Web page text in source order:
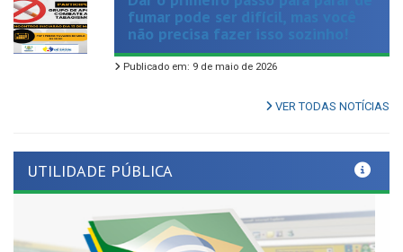
Publicado em: 9 de maio de 2026
VER TODAS NOTÍCIAS
Previous